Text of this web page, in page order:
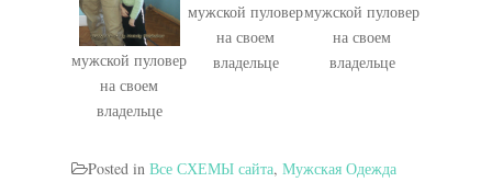
мужской пуловер
на своем
владельце
мужской пуловер
на своем
владельце
мужской пуловер
на своем
владельце
Posted in Все СХЕМЫ сайта, Мужская Одежда